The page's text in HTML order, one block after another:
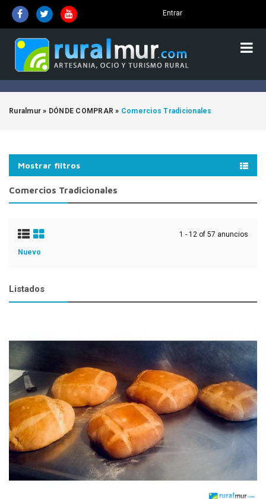
Entrar
Ruralmur » DÓNDE COMPRAR » Comercios Tradicionales
Mostrar filtros
Comercios Tradicionales
1 - 12 of 57 anuncios
Nuevo
Listados